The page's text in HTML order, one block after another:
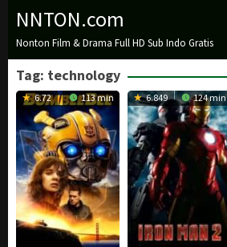
Loncat
konten
NNTON.com
Nonton Film & Drama Full HD Sub Indo Gratis
Tag: technology
6.72 113 min 6.849 124 min